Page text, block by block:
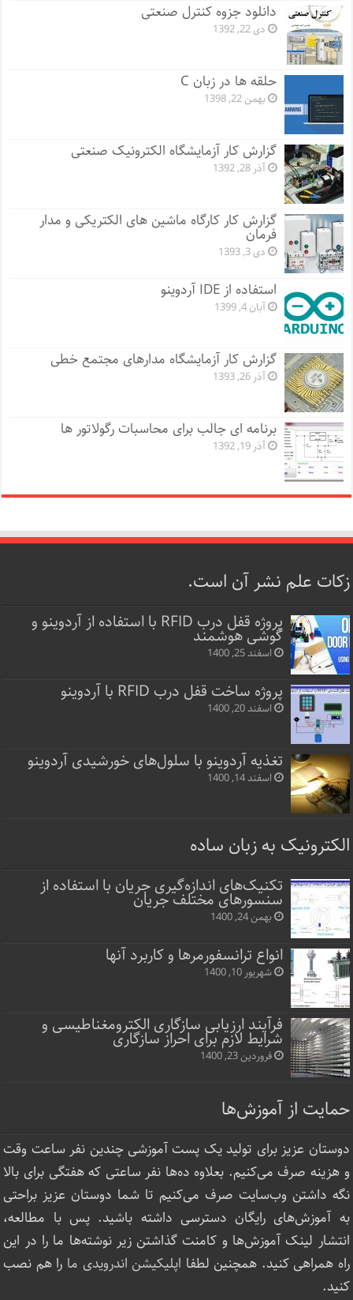
دانلود جزوه کنترل صنعتی
دی 22, 1392
حلقه ها در زبان C
بهمن 22, 1398
گزارش کار آزمایشگاه الکترونیک صنعتی
آذر 28, 1392
گزارش کار کارگاه ماشین های الکتریکی و مدار
فرمان
دی 3, 1393
استفاده از IDE آردوینو
آبان 4, 1399
گزارش کار آزمایشگاه مدارهای مجتمع خطی
آذر 26, 1393
برنامه ای جالب برای محاسبات رگولاتور ها
آذر 19, 1392
زکات علم نشر آن است.
پروژه قفل‌ درب RFID با استفاده از آردوینو و
گوشی هوشمند
اسفند 25, 1400
پروژه ساخت قفل‌ درب RFID با آردوینو
اسفند 20, 1400
تغذیه آردوینو با سلول‌های خورشیدی آردوینو
اسفند 14, 1400
الکترونیک به زبان ساده
تکنیک‌های اندازه‌گیری جریان با استفاده از
سنسورهای مختلف جریان
بهمن 24, 1400
انواع ترانسفورمرها و کاربرد آنها
شهریور 10, 1400
فرآیند ارزیابی سازگاری الکترومغناطیسی و
شرایط لازم برای احراز سازگاری
فروردین 23, 1400
حمایت از آموزش‌ها
دوستان عزیز برای تولید یک پست آموزشی چندین نفر ساعت‌ وقت
و هزینه صرف می‌کنیم. بعلاوه ده‌ها نفر ساعتی که هفتگی برای بالا
نگه داشتن وب‌سایت صرف ‌می‌کنیم تا شما دوستان عزیز براحتی
به آموزش‌های رایگان دسترسی داشته باشید. پس با مطالعه،
انتشار لینک‌ آموزش‌ها و کامنت گذاشتن زیر نوشته‌‌ها ما را در این
راه همراهی کنید. همچنین لطفا اپلیکیشن اندرویدی ما را هم نصب
کنید.